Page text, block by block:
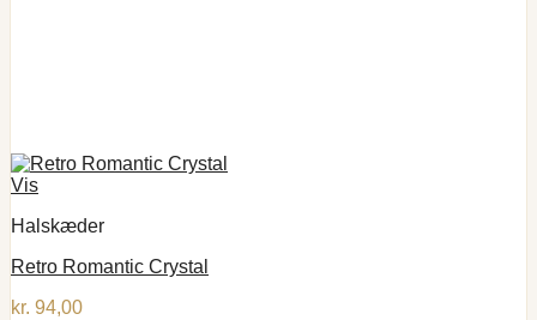
Vis
Halskæder
Retro Romantic Crystal
kr. 94,00